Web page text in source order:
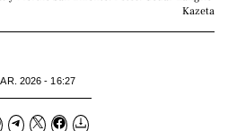
Kazeta
2026 - 16:27